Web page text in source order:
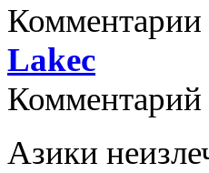
Комментарии
Lakec
Комментарий
Азики